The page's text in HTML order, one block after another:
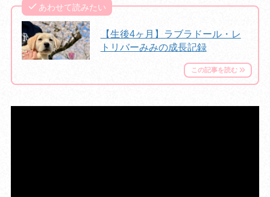
あわせて読みたい
【生後4ヶ月】ラブラドール・レ
トリバーみみの成長記録